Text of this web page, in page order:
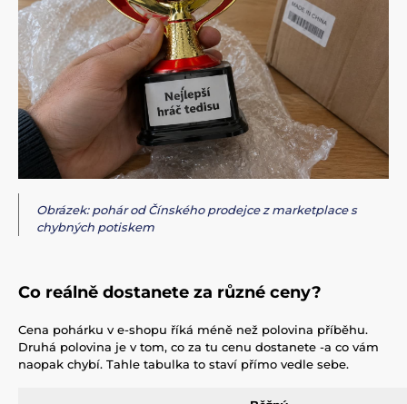
Obrázek: pohár od Čínského prodejce z marketplace s
chybných potiskem
Co reálně dostanete za různé ceny?
Cena pohárku v e-shopu říká méně než polovina příběhu.
Druhá polovina je v tom, co za tu cenu dostanete -a co vám
naopak chybí. Tahle tabulka to staví přímo vedle sebe.